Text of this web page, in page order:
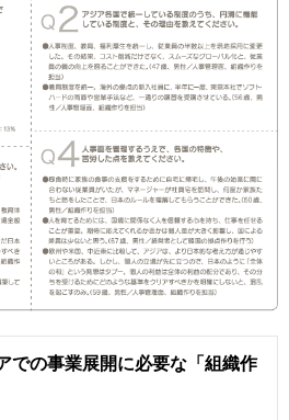
での事業展開に必要な「組織作